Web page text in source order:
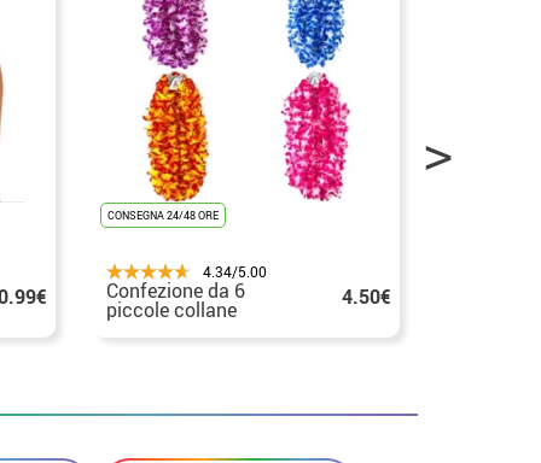
CONSEGNA 24/48 ORE
4.34/5.00
Confezione da 6
piccole collane
Hawaii in vari colori
4.50€